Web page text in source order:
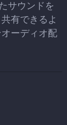
サウンドを
有できるよ
ーディオ配